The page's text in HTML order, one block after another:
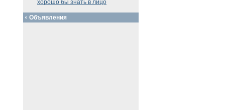
хорошо бы знать в лицо
Объявления